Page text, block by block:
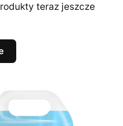
teraz jeszcze